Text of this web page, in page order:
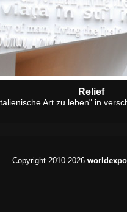
Relief
Art zu leben" in
Copyright 2010-2026